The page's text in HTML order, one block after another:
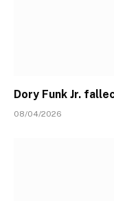
Dory Funk Jr.
08/04/2026